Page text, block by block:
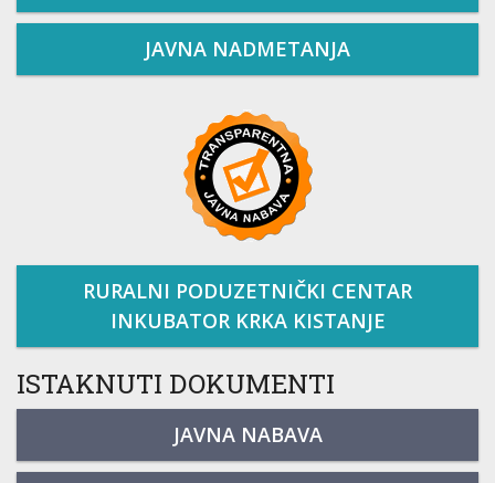
JAVNA NADMETANJA
RURALNI PODUZETNIČKI CENTAR
INKUBATOR KRKA KISTANJE
ISTAKNUTI DOKUMENTI
JAVNA NABAVA